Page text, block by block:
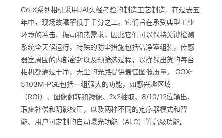
Go-X系列相机采用JAI久经考验的制造工艺制造，在过去五
年中，现场故障率低于千分之二。它们旨在承受典型工业
环境的冲击、振动和热需求，因此它们可以保持关键检测
系统全天候运行。特殊的防尘措施包括洁净室组装，传感
器室周围的内部密封以及预筛选过程，以确保出货的每台
相机都通过干净，无尘的光路提供最佳图像质量。 GOX-
5103M-PGE包括一组强大的功能，如感兴趣区域
（ROI）、图像翻转和镜像、2x2抽取、8/10/12位输出、
瑕疵补偿和阴影校正，以及两种不同的定序器模式和智
能、用户可定制的自动曝光功能（ALC）等高级功能。